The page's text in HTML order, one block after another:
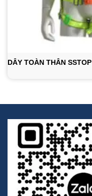
DÂY TOÀN THÂN SSTOP